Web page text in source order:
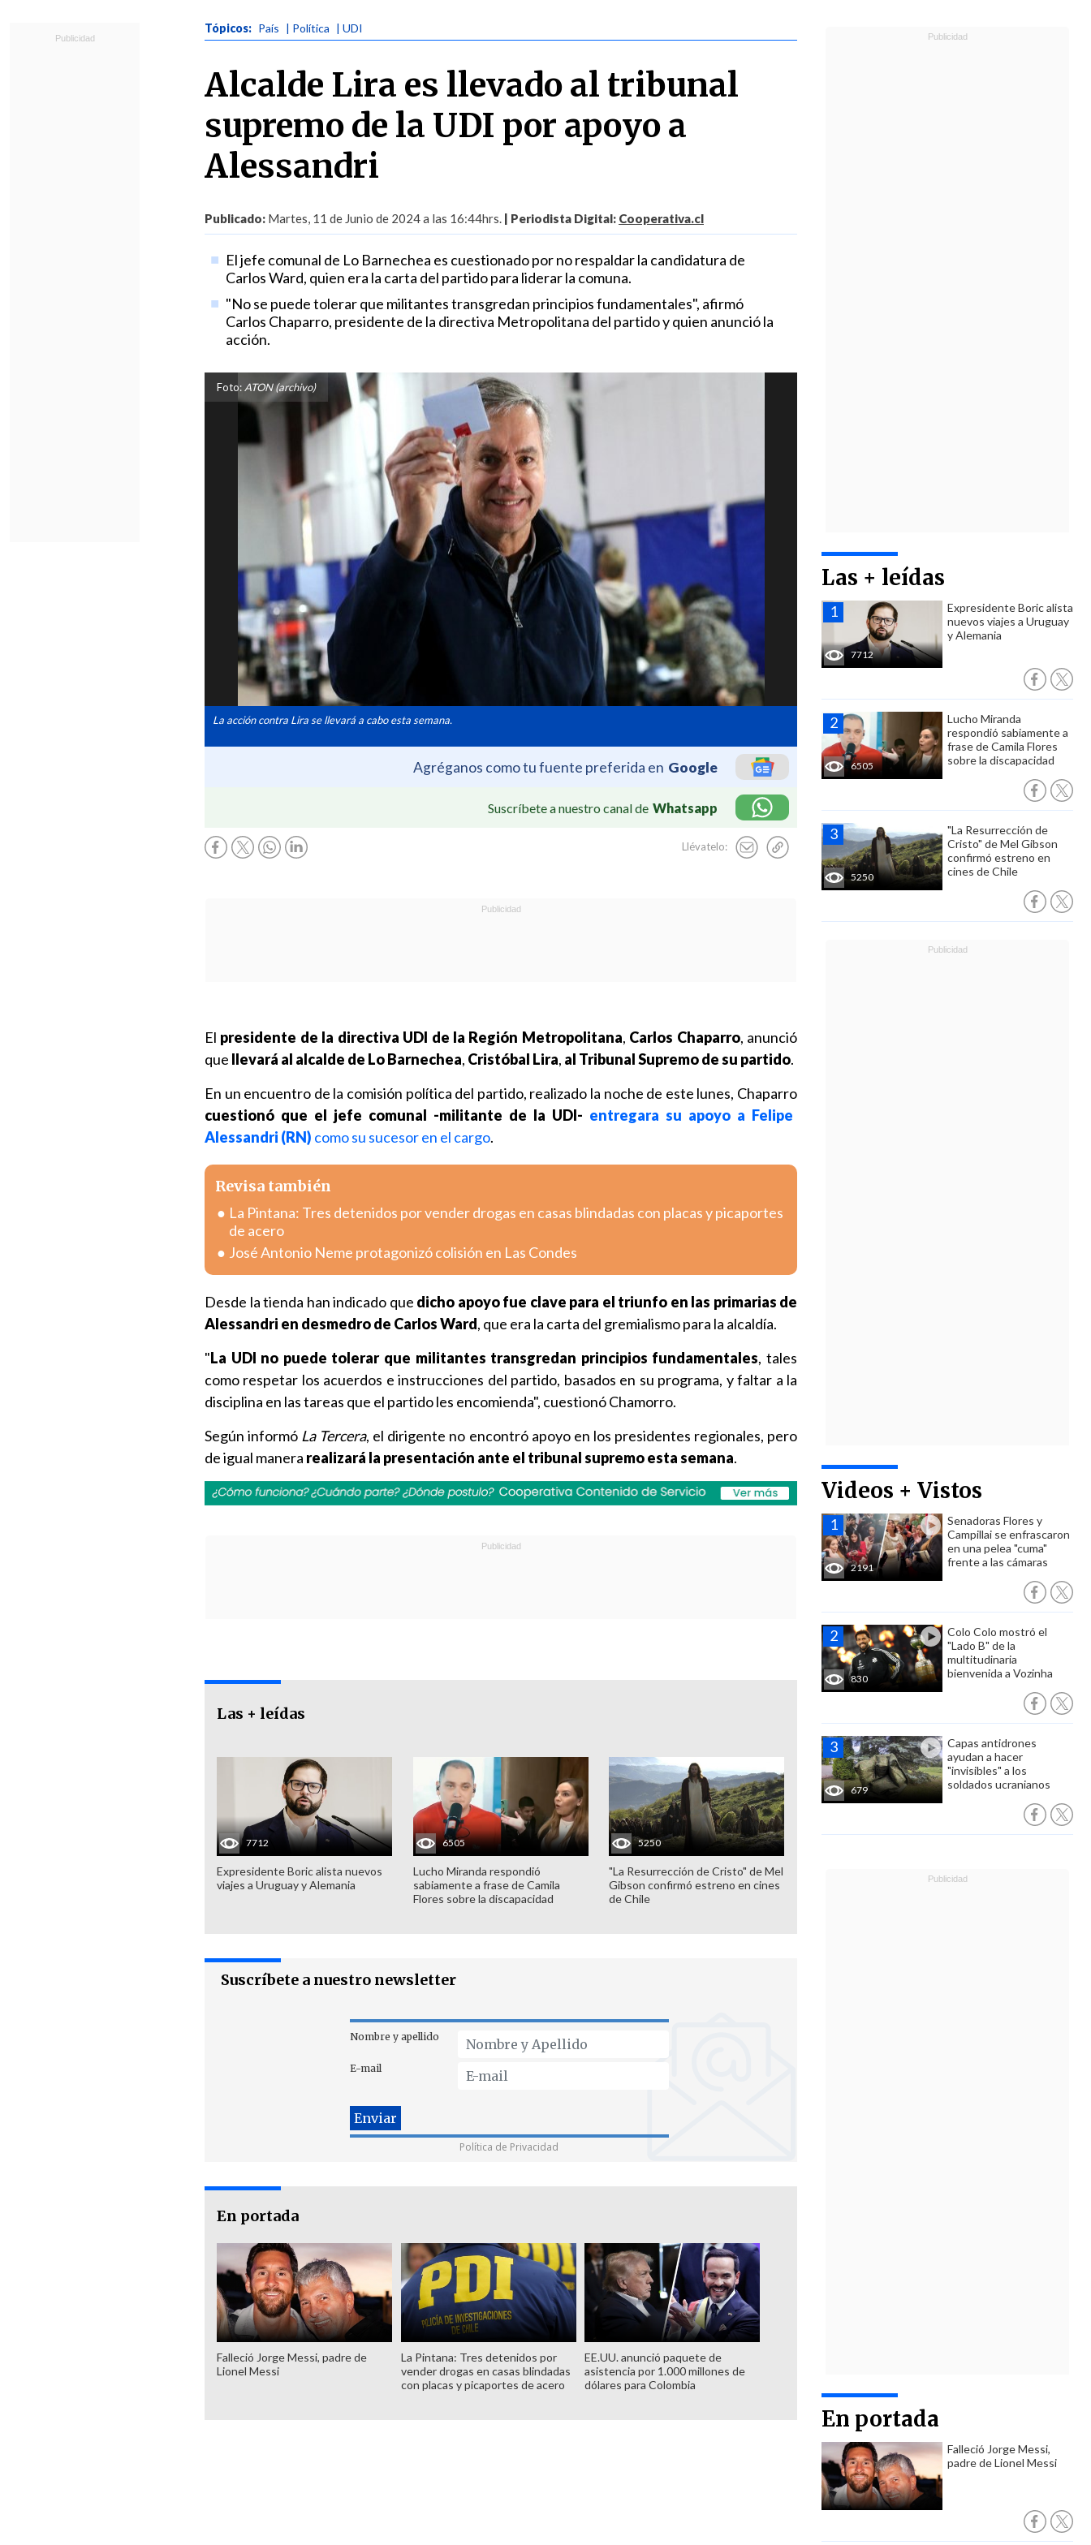
Tópicos: País | Política | UDI
Alcalde Lira es llevado al tribunal
supremo de la UDI por apoyo a
Alessandri
Publicado: Martes, 11 de Junio de 2024 a las 16:44hrs. | Periodista Digital: Cooperativa.cl
El jefe comunal de Lo Barnechea es cuestionado por no respaldar la candidatura de
Carlos Ward, quien era la carta del partido para liderar la comuna.
"No se puede tolerar que militantes transgredan principios fundamentales", afirmó
Carlos Chaparro, presidente de la directiva Metropolitana del partido y quien anunció la
acción.
Foto: ATON (archivo)
La acción contra Lira se llevará a cabo esta semana.
Agréganos como tu fuente preferida en Google
Suscríbete a nuestro canal de Whatsapp
Llévatelo:
Las + leídas
7712
Expresidente Boric alista
nuevos viajes a Uruguay
y Alemania
6505
Lucho Miranda
respondió sabiamente a
frase de Camila Flores
sobre la discapacidad
5250
"La Resurrección de
Cristo" de Mel Gibson
confirmó estreno en
cines de Chile
Videos + Vistos
2191
Senadoras Flores y
Campillai se enfrascaron
en una pelea "cuma"
frente a las cámaras
830
Colo Colo mostró el
"Lado B" de la
multitudinaria
bienvenida a Vozinha
679
Capas antidrones
ayudan a hacer
"invisibles" a los
soldados ucranianos
En portada
Falleció Jorge Messi,
padre de Lionel Messi
El presidente de la directiva UDI de la Región Metropolitana, Carlos Chaparro, anunció
que llevará al alcalde de Lo Barnechea, Cristóbal Lira, al Tribunal Supremo de su partido.
En un encuentro de la comisión política del partido, realizado la noche de este lunes, Chaparro
cuestionó que el jefe comunal -militante de la UDI- entregara su apoyo a Felipe
Alessandri (RN) como su sucesor en el cargo.
Revisa también
La Pintana: Tres detenidos por vender drogas en casas blindadas con placas y picaportes
de acero
José Antonio Neme protagonizó colisión en Las Condes
Desde la tienda han indicado que dicho apoyo fue clave para el triunfo en las primarias de
Alessandri en desmedro de Carlos Ward, que era la carta del gremialismo para la alcaldía.
"La UDI no puede tolerar que militantes transgredan principios fundamentales, tales
como respetar los acuerdos e instrucciones del partido, basados en su programa, y faltar a la
disciplina en las tareas que el partido les encomienda", cuestionó Chamorro.
Según informó La Tercera, el dirigente no encontró apoyo en los presidentes regionales, pero
de igual manera realizará la presentación ante el tribunal supremo esta semana.
Las + leídas
7712
Expresidente Boric alista nuevos
viajes a Uruguay y Alemania
6505
Lucho Miranda respondió
sabiamente a frase de Camila
Flores sobre la discapacidad
5250
"La Resurrección de Cristo" de Mel
Gibson confirmó estreno en cines
de Chile
Suscríbete a nuestro newsletter
Nombre y apellido
E-mail
Política de Privacidad
En portada
Falleció Jorge Messi, padre de
Lionel Messi
La Pintana: Tres detenidos por
vender drogas en casas blindadas
con placas y picaportes de acero
EE.UU. anunció paquete de
asistencia por 1.000 millones de
dólares para Colombia